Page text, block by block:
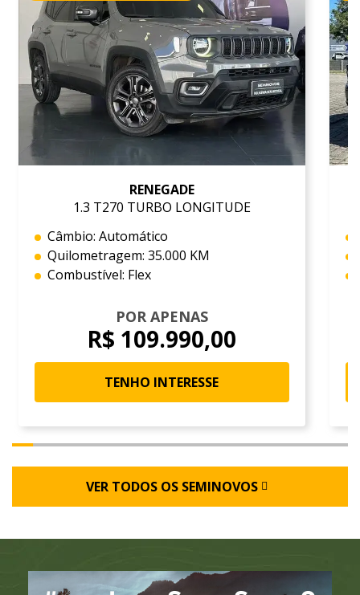
RENEGADE
1.3 T270 TURBO LONGITUDE
Câmbio: Automático
Quilometragem: 35.000 KM
Combustível: Flex
POR APENAS
R$ 109.990,00
TENHO INTERESSE
VER TODOS OS SEMINOVOS